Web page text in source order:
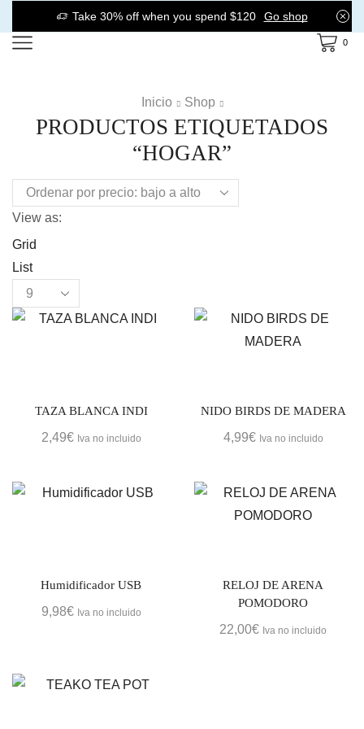
Take 30% off when you spend $120 Go shop
0
Inicio Shop
PRODUCTOS ETIQUETADOS
“HOGAR”
View as:
Grid
List
Products
per
TAZA BLANCA INDI
2,49€ Iva no incluido
NIDO BIRDS DE MADERA
4,99€ Iva no incluido
Humidificador USB
9,98€ Iva no incluido
RELOJ DE ARENA
POMODORO
22,00€ Iva no incluido